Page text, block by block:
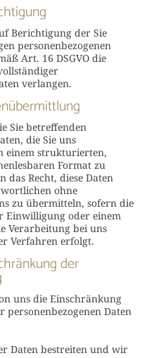
Berichtigung der Sie
personenbezogenen
Art. 16 DSGVO die
verlangen.
Sie betreffenden
die Sie uns
einem strukturierten,
Format zu
das Recht, diese Daten
ohne
zu übermitteln, sofern die
Einwilligung oder einem
Verarbeitung bei uns
Verfahren erfolgt.
der
uns die Einschränkung
Daten
Daten bestreiten und wir